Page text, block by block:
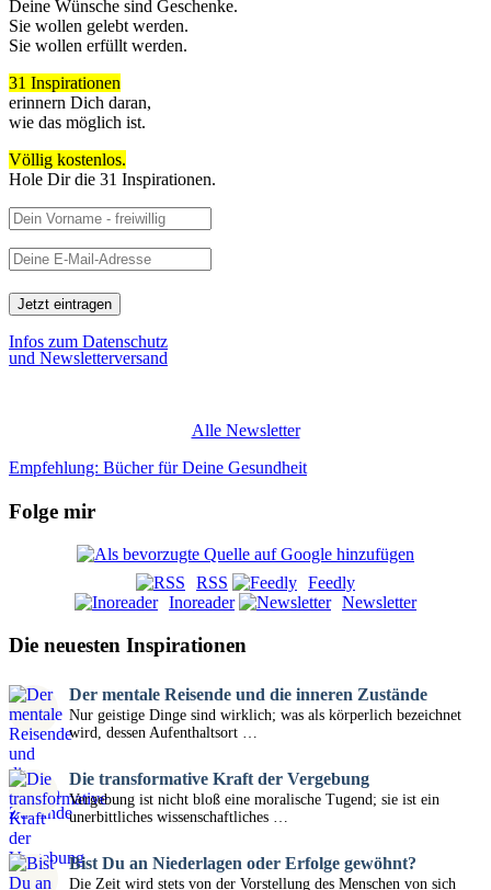
Deine Wünsche sind Geschenke.
Sie wollen gelebt werden.
Sie wollen erfüllt werden.
31 Inspirationen
erinnern Dich daran,
wie das möglich ist.
Völlig kostenlos.
Hole Dir die 31 Inspirationen.
Infos zum Datenschutz
und Newsletterversand
Alle Newsletter
Empfehlung: Bücher für Deine Gesundheit
Folge mir
RSS
Feedly
Inoreader
Newsletter
Die neuesten Inspirationen
Der mentale Reisende und die inneren Zustände
Nur geistige Dinge sind wirklich; was als körperlich bezeichnet
wird, dessen Aufenthaltsort …
Die transformative Kraft der Vergebung
Vergebung ist nicht bloß eine moralische Tugend; sie ist ein
unerbittliches wissenschaftliches …
Bist Du an Niederlagen oder Erfolge gewöhnt?
Die Zeit wird stets von der Vorstellung des Menschen von sich